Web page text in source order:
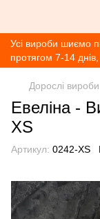
Усі вироби шиємо
протягом 7-14
Дорослі вироби
Евеліна -
XS
Артикул: 0242-XS